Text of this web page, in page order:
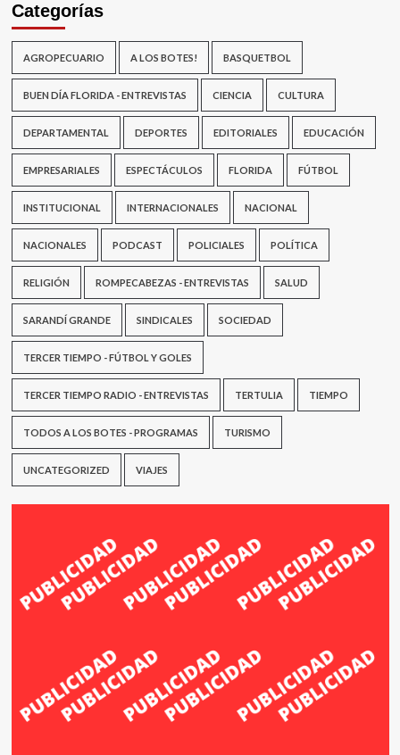
Categorías
AGROPECUARIO A LOS BOTES! BASQUETBOL
BUEN DÍA FLORIDA - ENTREVISTAS CIENCIA CULTURA
DEPARTAMENTAL DEPORTES EDITORIALES EDUCACIÓN
EMPRESARIALES ESPECTÁCULOS FLORIDA FÚTBOL
INSTITUCIONAL INTERNACIONALES NACIONAL
NACIONALES PODCAST POLICIALES POLÍTICA
RELIGIÓN ROMPECABEZAS - ENTREVISTAS SALUD
SARANDÍ GRANDE SINDICALES SOCIEDAD
TERCER TIEMPO - FÚTBOL Y GOLES
TERCER TIEMPO RADIO - ENTREVISTAS TERTULIA TIEMPO
TODOS A LOS BOTES - PROGRAMAS TURISMO
UNCATEGORIZED VIAJES